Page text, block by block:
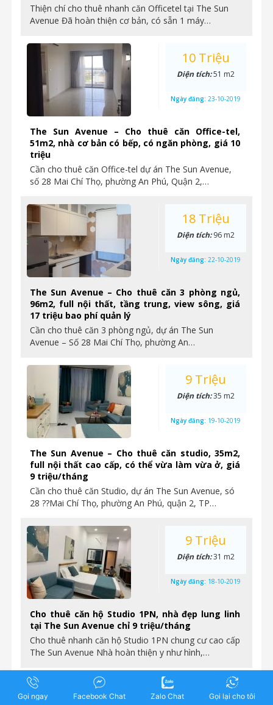
Thiện chí cho thuê nhanh căn Officetel tại The Sun
Avenue Đã hoàn thiện cơ bản, có sẵn 1 máy…
The Sun Avenue – Cho thuê căn Office-tel,
51m2, nhà cơ bản có bếp, có ngăn phòng, giá 10
triệu
Cần cho thuê căn Office-tel dự án The Sun Avenue,
số 28 Mai Chí Thọ, phường An Phú, Quận 2,…
10 Triệu
Diện tích:51 m2
Ngày đăng: 23-10-2019
The Sun Avenue – Cho thuê căn 3 phòng ngủ,
96m2, full nội thất, tầng trung, view sông, giá
17 triệu bao phí quản lý
Cần cho thuê căn 3 phòng ngủ, dự án The Sun
Avenue – Số 28 Mai Chí Thọ, phường An…
18 Triệu
Diện tích:96 m2
Ngày đăng: 22-10-2019
The Sun Avenue – Cho thuê căn studio, 35m2,
full nội thất cao cấp, có thể vừa làm vừa ở, giá
9 triệu/tháng
Cần cho thuê căn Studio, dự án The Sun Avenue, só
28 ??Mai Chí Thọ, phường An Phú, quận 2, TP…
9 Triệu
Diện tích:35 m2
Ngày đăng: 19-10-2019
Cho thuê căn hộ Studio 1PN, nhà đẹp lung linh
tại The Sun Avenue chỉ 9 triệu/tháng
Cho thuê nhanh căn hộ Studio 1PN chung cư cao cấp
The Sun Avenue Nhà hoàn thiện y như hình,…
9 Triệu
Diện tích:31 m2
Ngày đăng: 18-10-2019
15 Triệu
Gọi ngay Facebook Chat Zalo Chat Gọi lại cho tôi